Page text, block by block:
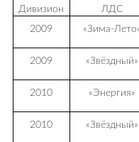
ОЦЕНКА КАЧЕСТВА
Дивизион ЛДС
2009
«Зима-
2009
«Звёздный»
2010
«Энергия»
2010
«Звёздный»